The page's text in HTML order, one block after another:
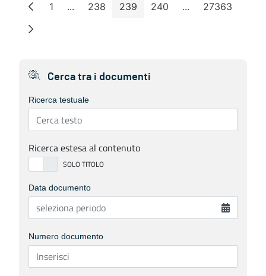
Pagina
1 ...Pagine intermedie
Pagina
238 Pagina
239 Pagina
240 ...Pagine intermedie
Pagina
27363
Cerca tra i documenti
Ricerca testuale
Ricerca estesa al contenuto
Data documento
Numero documento